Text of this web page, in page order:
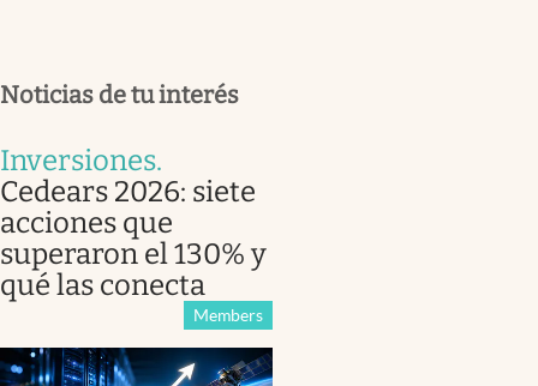
Noticias de tu interés
Inversiones.
Cedears 2026: siete
acciones que
superaron el 130% y
qué las conecta
Members